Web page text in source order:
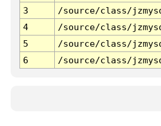
3
/source/class/
4
/source/class/
5
/source/class/
6
/source/class/